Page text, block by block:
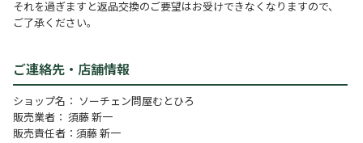
それを過ぎますと返品交換のご要望はお受けできなくなりますので、
ご了承ください。
ご連絡先・店舗情報
ショップ名： ソーチェン問屋むとひろ
販売業者： 須藤 新一
販売責任者：須藤 新一